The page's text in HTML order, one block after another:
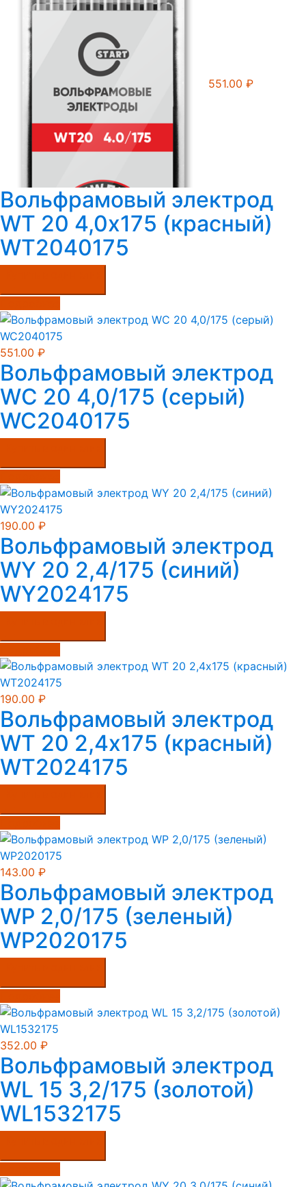
551.00 ₽
Вольфрамовый электрод
WT 20 4,0х175 (красный)
WT2040175
551.00 ₽
Вольфрамовый электрод
WС 20 4,0/175 (серый)
WC2040175
190.00 ₽
Вольфрамовый электрод
WY 20 2,4/175 (синий)
WY2024175
190.00 ₽
Вольфрамовый электрод
WT 20 2,4х175 (красный)
WT2024175
143.00 ₽
Вольфрамовый электрод
WP 2,0/175 (зеленый)
WP2020175
352.00 ₽
Вольфрамовый электрод
WL 15 3,2/175 (золотой)
WL1532175